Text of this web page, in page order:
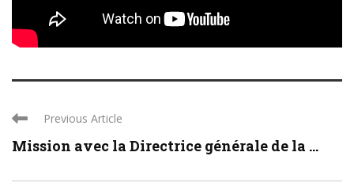
Previous Article
Mission avec la Directrice générale de la ...